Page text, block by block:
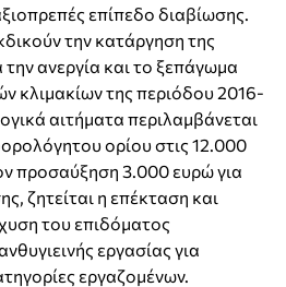
επίπεδο διαβίωσης.
την κατάργηση της
την ανεργία και το ξεπάγωμα
κλιμακίων της περιόδου 2016-
αιτήματα περιλαμβάνεται
ορίου στις 12.000
προσαύξηση 3.000 ευρώ για
ζητείται η επέκταση και
του επιδόματος
εργασίας για
εργαζομένων.